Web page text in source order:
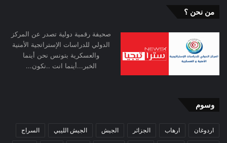
من نحن ؟
صحيفة رقمية دولية تصدر عن المركز
الدولي للدراسات الإستراتجية الأمنية
والعسكرية بتونس نحن أينما
الخبر...أينما انت ..نكون...
وسوم
اردوغان ارهاب الجزائر الجيش الجيش الليبي السراج